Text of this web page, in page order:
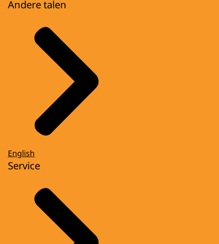
Andere talen
English
Service